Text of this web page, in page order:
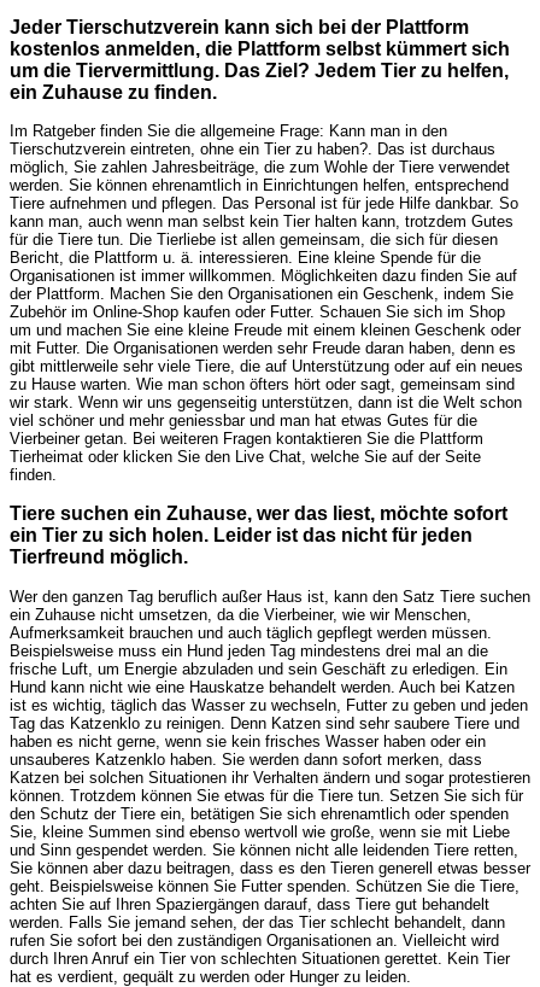
Jeder Tierschutzverein kann sich bei der Plattform
kostenlos anmelden, die Plattform selbst kümmert sich
um die Tiervermittlung. Das Ziel? Jedem Tier zu helfen,
ein Zuhause zu finden.
Im Ratgeber finden Sie die allgemeine Frage: Kann man in den
Tierschutzverein eintreten, ohne ein Tier zu haben?. Das ist durchaus
möglich, Sie zahlen Jahresbeiträge, die zum Wohle der Tiere verwendet
werden. Sie können ehrenamtlich in Einrichtungen helfen, entsprechend
Tiere aufnehmen und pflegen. Das Personal ist für jede Hilfe dankbar. So
kann man, auch wenn man selbst kein Tier halten kann, trotzdem Gutes
für die Tiere tun. Die Tierliebe ist allen gemeinsam, die sich für diesen
Bericht, die Plattform u. ä. interessieren. Eine kleine Spende für die
Organisationen ist immer willkommen. Möglichkeiten dazu finden Sie auf
der Plattform. Machen Sie den Organisationen ein Geschenk, indem Sie
Zubehör im Online-Shop kaufen oder Futter. Schauen Sie sich im Shop
um und machen Sie eine kleine Freude mit einem kleinen Geschenk oder
mit Futter. Die Organisationen werden sehr Freude daran haben, denn es
gibt mittlerweile sehr viele Tiere, die auf Unterstützung oder auf ein neues
zu Hause warten. Wie man schon öfters hört oder sagt, gemeinsam sind
wir stark. Wenn wir uns gegenseitig unterstützen, dann ist die Welt schon
viel schöner und mehr geniessbar und man hat etwas Gutes für die
Vierbeiner getan. Bei weiteren Fragen kontaktieren Sie die Plattform
Tierheimat oder klicken Sie den Live Chat, welche Sie auf der Seite
finden.
Tiere suchen ein Zuhause, wer das liest, möchte sofort
ein Tier zu sich holen. Leider ist das nicht für jeden
Tierfreund möglich.
Wer den ganzen Tag beruflich außer Haus ist, kann den Satz Tiere suchen
ein Zuhause nicht umsetzen, da die Vierbeiner, wie wir Menschen,
Aufmerksamkeit brauchen und auch täglich gepflegt werden müssen.
Beispielsweise muss ein Hund jeden Tag mindestens drei mal an die
frische Luft, um Energie abzuladen und sein Geschäft zu erledigen. Ein
Hund kann nicht wie eine Hauskatze behandelt werden. Auch bei Katzen
ist es wichtig, täglich das Wasser zu wechseln, Futter zu geben und jeden
Tag das Katzenklo zu reinigen. Denn Katzen sind sehr saubere Tiere und
haben es nicht gerne, wenn sie kein frisches Wasser haben oder ein
unsauberes Katzenklo haben. Sie werden dann sofort merken, dass
Katzen bei solchen Situationen ihr Verhalten ändern und sogar protestieren
können. Trotzdem können Sie etwas für die Tiere tun. Setzen Sie sich für
den Schutz der Tiere ein, betätigen Sie sich ehrenamtlich oder spenden
Sie, kleine Summen sind ebenso wertvoll wie große, wenn sie mit Liebe
und Sinn gespendet werden. Sie können nicht alle leidenden Tiere retten,
Sie können aber dazu beitragen, dass es den Tieren generell etwas besser
geht. Beispielsweise können Sie Futter spenden. Schützen Sie die Tiere,
achten Sie auf Ihren Spaziergängen darauf, dass Tiere gut behandelt
werden. Falls Sie jemand sehen, der das Tier schlecht behandelt, dann
rufen Sie sofort bei den zuständigen Organisationen an. Vielleicht wird
durch Ihren Anruf ein Tier von schlechten Situationen gerettet. Kein Tier
hat es verdient, gequält zu werden oder Hunger zu leiden.